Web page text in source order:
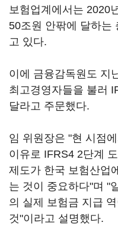
보험업계에서는 2020
50조원 안팎에 달하는
고 있다.
이에 금융감독원도 지
최고경영자들을 불러
달라고 주문했다.
임 위원장은 "현 시점
이유로 IFRS4 2단계
제도가 한국 보험산업
는 것이 중요하다"며 "
의 실제 보험금 지급
것"이라고 설명했다.